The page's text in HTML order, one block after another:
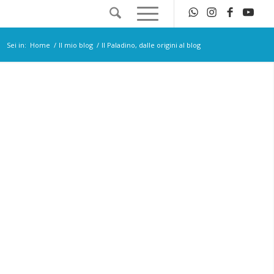
Sei in: Home / Il mio blog / Il Paladino, dalle origini al blog